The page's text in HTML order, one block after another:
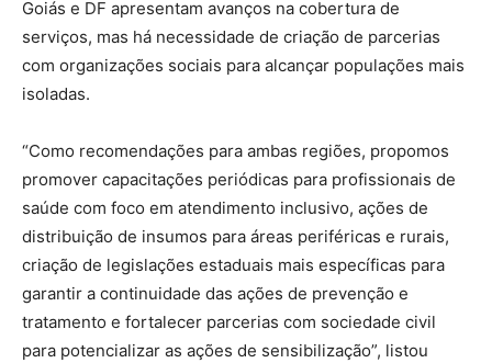
Goiás e DF apresentam avanços na cobertura de
serviços, mas há necessidade de criação de parcerias
com organizações sociais para alcançar populações mais
isoladas.
“Como recomendações para ambas regiões, propomos
promover capacitações periódicas para profissionais de
saúde com foco em atendimento inclusivo, ações de
distribuição de insumos para áreas periféricas e rurais,
criação de legislações estaduais mais específicas para
garantir a continuidade das ações de prevenção e
tratamento e fortalecer parcerias com sociedade civil
para potencializar as ações de sensibilização”, listou